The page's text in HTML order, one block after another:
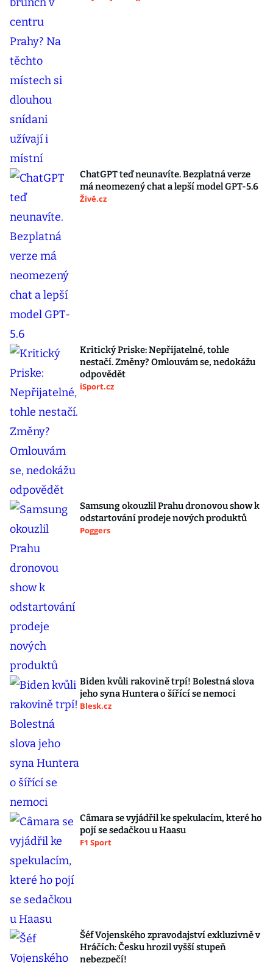
ChatGPT teď neunavíte. Bezplatná verze
má neomezený chat a lepší model GPT-5.6
Živě.cz
Kritický Priske: Nepřijatelné, tohle
nestačí. Změny? Omlouvám se, nedokážu
odpovědět
iSport.cz
Samsung okouzlil Prahu dronovou show k
odstartování prodeje nových produktů
Poggers
Biden kvůli rakovině trpí! Bolestná slova
jeho syna Huntera o šířící se nemoci
Blesk.cz
Câmara se vyjádřil ke spekulacím, které ho
pojí se sedačkou u Haasu
F1 Sport
Šéf Vojenského zpravodajství exkluzivně v
Hráčích: Česku hrozil vyšší stupeň
nebezpečí!